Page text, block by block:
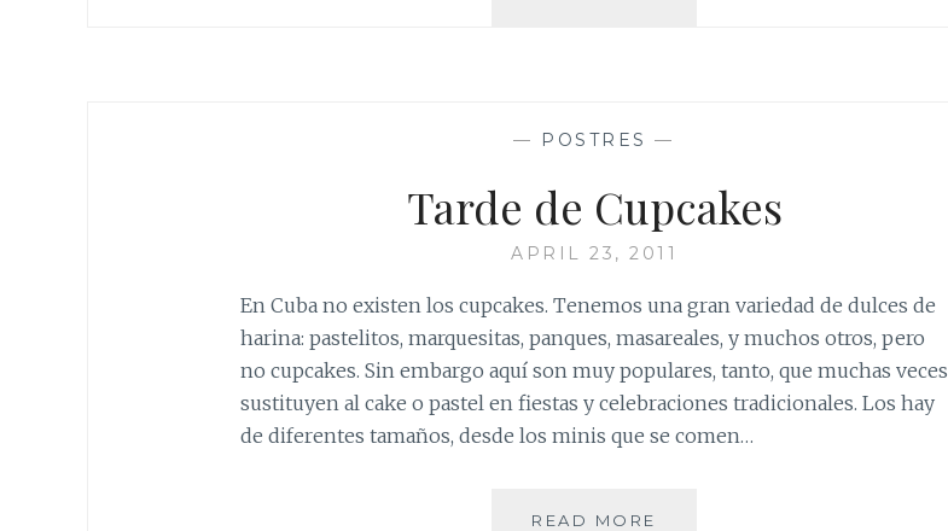
— POSTRES —
Tarde de Cupcakes
APRIL 23, 2011
En Cuba no existen los cupcakes. Tenemos una gran variedad de dulces de
harina: pastelitos, marquesitas, panques, masareales, y muchos otros, pero
no cupcakes. Sin embargo aquí son muy populares, tanto, que muchas veces
sustituyen al cake o pastel en fiestas y celebraciones tradicionales. Los hay
de diferentes tamaños, desde los minis que se comen…
READ MORE